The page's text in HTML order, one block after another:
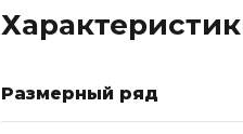
Размерный ряд